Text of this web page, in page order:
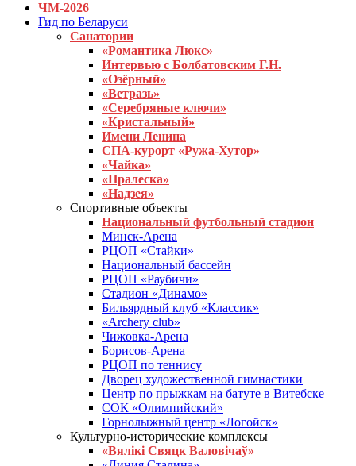
ЧМ-2026
Гид по Беларуси
Санатории
«Романтика Люкс»
Интервью с Болбатовским Г.Н.
«Озёрный»
«Ветразь»
«Серебряные ключи»
«Кристальный»
Имени Ленина
СПА-курорт «Ружа-Хутор»
«Чайка»
«Пралеска»
«Надзея»
Спортивные объекты
Национальный футбольный стадион
Минск-Арена
РЦОП «Стайки»
Национальный бассейн
РЦОП «Раубичи»
Стадион «Динамо»
Бильярдный клуб «Классик»
«Archery club»
Чижовка-Арена
Борисов-Арена
РЦОП по теннису
Дворец художественной гимнастики
Центр по прыжкам на батуте в Витебске
СОК «Олимпийский»
Горнолыжный центр «Логойск»
Культурно-исторические комплексы
«Вялікі Свяцк Валовічаў»